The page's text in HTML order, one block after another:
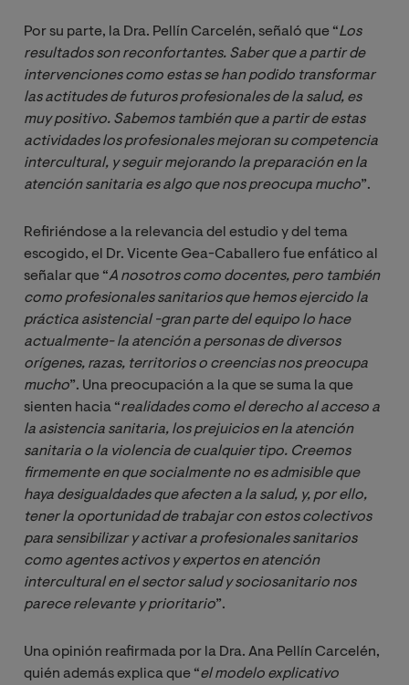
Por su parte, la Dra. Pellín Carcelén, señaló que “Los
resultados son reconfortantes. Saber que a partir de
intervenciones como estas se han podido transformar
las actitudes de futuros profesionales de la salud, es
muy positivo. Sabemos también que a partir de estas
actividades los profesionales mejoran su competencia
intercultural, y seguir mejorando la preparación en la
atención sanitaria es algo que nos preocupa mucho”.
Refiriéndose a la relevancia del estudio y del tema
escogido, el Dr. Vicente Gea-Caballero fue enfático al
señalar que “A nosotros como docentes, pero también
como profesionales sanitarios que hemos ejercido la
práctica asistencial -gran parte del equipo lo hace
actualmente- la atención a personas de diversos
orígenes, razas, territorios o creencias nos preocupa
mucho”. Una preocupación a la que se suma la que
sienten hacia “realidades como el derecho al acceso a
la asistencia sanitaria, los prejuicios en la atención
sanitaria o la violencia de cualquier tipo. Creemos
firmemente en que socialmente no es admisible que
haya desigualdades que afecten a la salud, y, por ello,
tener la oportunidad de trabajar con estos colectivos
para sensibilizar y activar a profesionales sanitarios
como agentes activos y expertos en atención
intercultural en el sector salud y sociosanitario nos
parece relevante y prioritario”.
Una opinión reafirmada por la Dra. Ana Pellín Carcelén,
quién además explica que “el modelo explicativo